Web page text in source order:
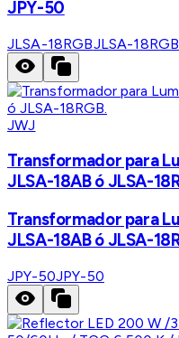
JPY-50
JLSA-18RGBJLSA-18RGB
JWJ
Transformador para
JLSA-18AB ó JLSA-
Transformador para
JLSA-18AB ó JLSA-
JPY-50JPY-50